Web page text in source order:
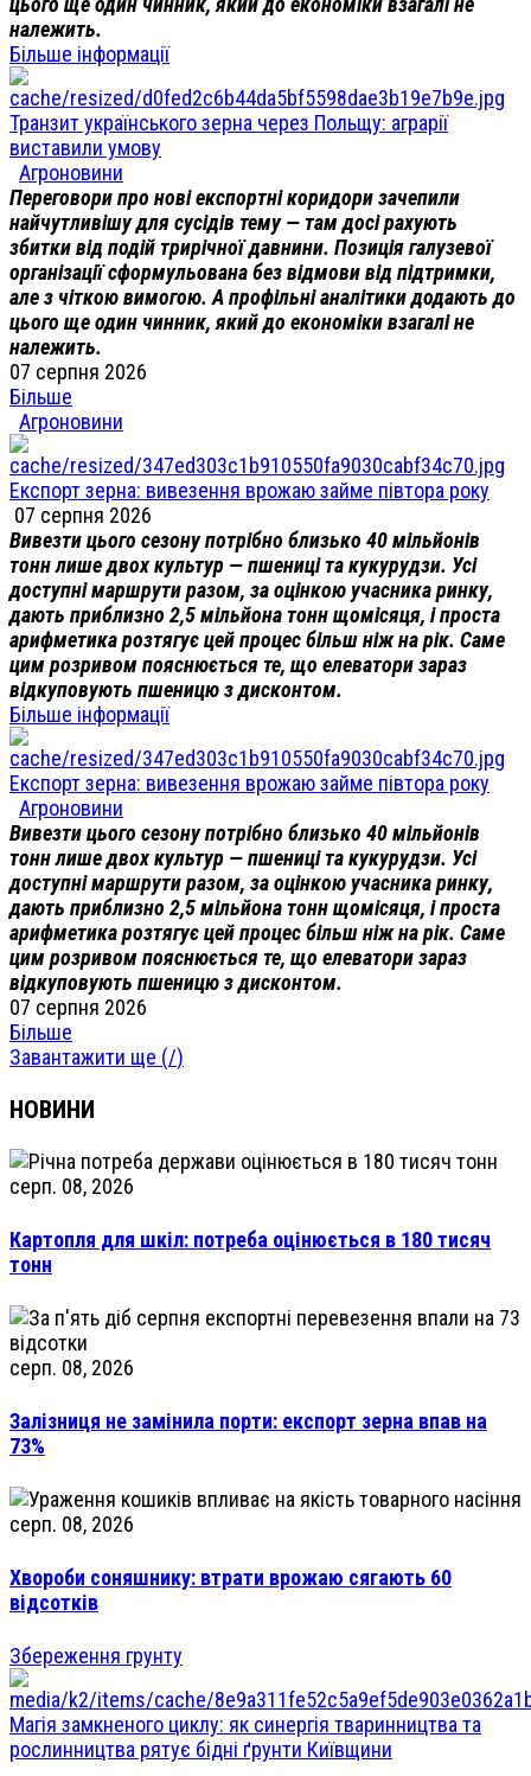
належить.
Більше інформації
Транзит українського зерна через Польщу: аграрії
виставили умову
Агроновини
Переговори про нові експортні коридори зачепили
найчутливішу для сусідів тему — там досі рахують
збитки від подій трирічної давнини. Позиція галузевої
організації сформульована без відмови від підтримки,
але з чіткою вимогою. А профільні аналітики додають до
цього ще один чинник, який до економіки взагалі не
належить.
07 серпня 2026
Більше
Агроновини
Експорт зерна: вивезення врожаю займе півтора року
07 серпня 2026
Вивезти цього сезону потрібно близько 40 мільйонів
тонн лише двох культур — пшениці та кукурудзи. Усі
доступні маршрути разом, за оцінкою учасника ринку,
дають приблизно 2,5 мільйона тонн щомісяця, і проста
арифметика розтягує цей процес більш ніж на рік. Саме
цим розривом пояснюється те, що елеватори зараз
відкуповують пшеницю з дисконтом.
Більше інформації
Експорт зерна: вивезення врожаю займе півтора року
Агроновини
Вивезти цього сезону потрібно близько 40 мільйонів
тонн лише двох культур — пшениці та кукурудзи. Усі
доступні маршрути разом, за оцінкою учасника ринку,
дають приблизно 2,5 мільйона тонн щомісяця, і проста
арифметика розтягує цей процес більш ніж на рік. Саме
цим розривом пояснюється те, що елеватори зараз
відкуповують пшеницю з дисконтом.
07 серпня 2026
Більше
Завантажити ще (/)
НОВИНИ
серп. 08, 2026
Картопля для шкіл: потреба оцінюється в 180 тисяч
тонн
серп. 08, 2026
Залізниця не замінила порти: експорт зерна впав на
73%
серп. 08, 2026
Хвороби соняшнику: втрати врожаю сягають 60
відсотків
Збереження грунту
Магія замкненого циклу: як синергія тваринництва та
рослинництва рятує бідні ґрунти Київщини